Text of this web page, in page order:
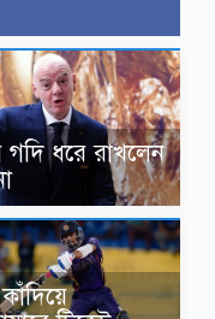
গদি ধরে রাখলেন